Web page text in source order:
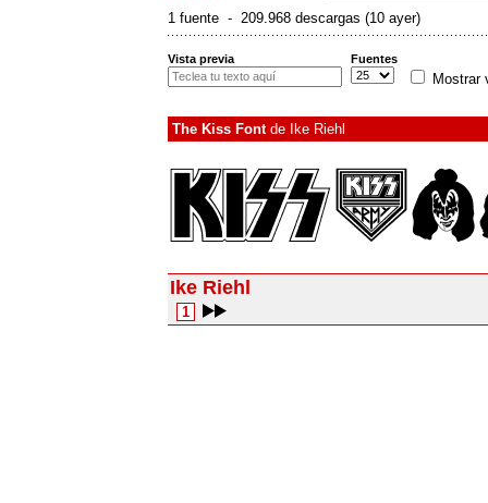
1 fuente - 209.968 descargas (10 ayer)
Vista previa Fuentes
Mostrar
The Kiss Fontde Ike Riehl
Ike Riehl
1